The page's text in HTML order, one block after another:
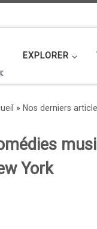
EXPLORER
» Nos derniers
York